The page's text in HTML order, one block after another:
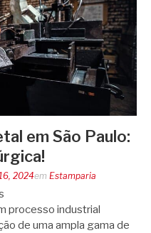
em São Paulo:
2024em Estamparia
processo industrial
de uma ampla gama de